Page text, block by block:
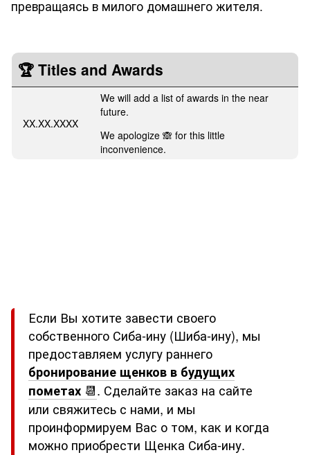
превращаясь в милого домашнего жителя.
🏆 Titles and Awards
XX.XX.XXXX
We will add a list of awards in the near
future.
We apologize 🙈 for this little
inconvenience.
Если Вы хотите завести своего
собственного Сиба-ину (Шиба-ину), мы
предоставляем услугу раннего
бронирование щенков в будущих
пометах 📆. Сделайте заказ на сайте
или свяжитесь с нами, и мы
проинформируем Вас о том, как и когда
можно приобрести Щенка Сиба-ину.